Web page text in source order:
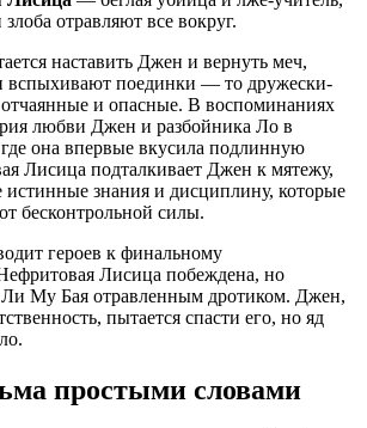
злоба отравляют все вокруг.
наставить Джен и вернуть меч,
поединки — то дружески-
отчаянные и опасные. В воспоминаниях
любви Джен и разбойника Ло в
она впервые вкусила подлинную
Лисица подталкивает Джен к мятежу,
истинные знания и дисциплину, которые
бесконтрольной силы.
героев к финальному
Лисица побеждена, но
Ли Му Бая отравленным дротиком. Джен,
пытается спасти его, но яд
простыми словами